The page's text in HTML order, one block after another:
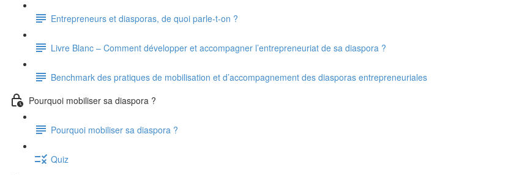
Entrepreneurs et diasporas, de quoi parle-t-on ?
Livre Blanc – Comment développer et accompagner l’entrepreneuriat de sa diaspora ?
Benchmark des pratiques de mobilisation et d’accompagnement des diasporas entrepreneuriales
Pourquoi mobiliser sa diaspora ?
Pourquoi mobiliser sa diaspora ?
Quiz